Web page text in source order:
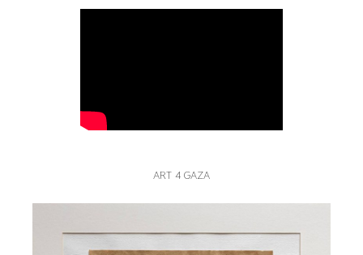
ART 4 GAZA